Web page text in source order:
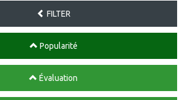
FILTER
Popularité
Évaluation